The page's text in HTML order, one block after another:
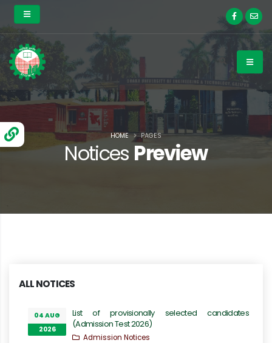
Notices Preview
HOME PAGES
ALL NOTICES
04 AUG
2026
List of provisionally selected candidates
(Admission Test 2026)
Admission Notices